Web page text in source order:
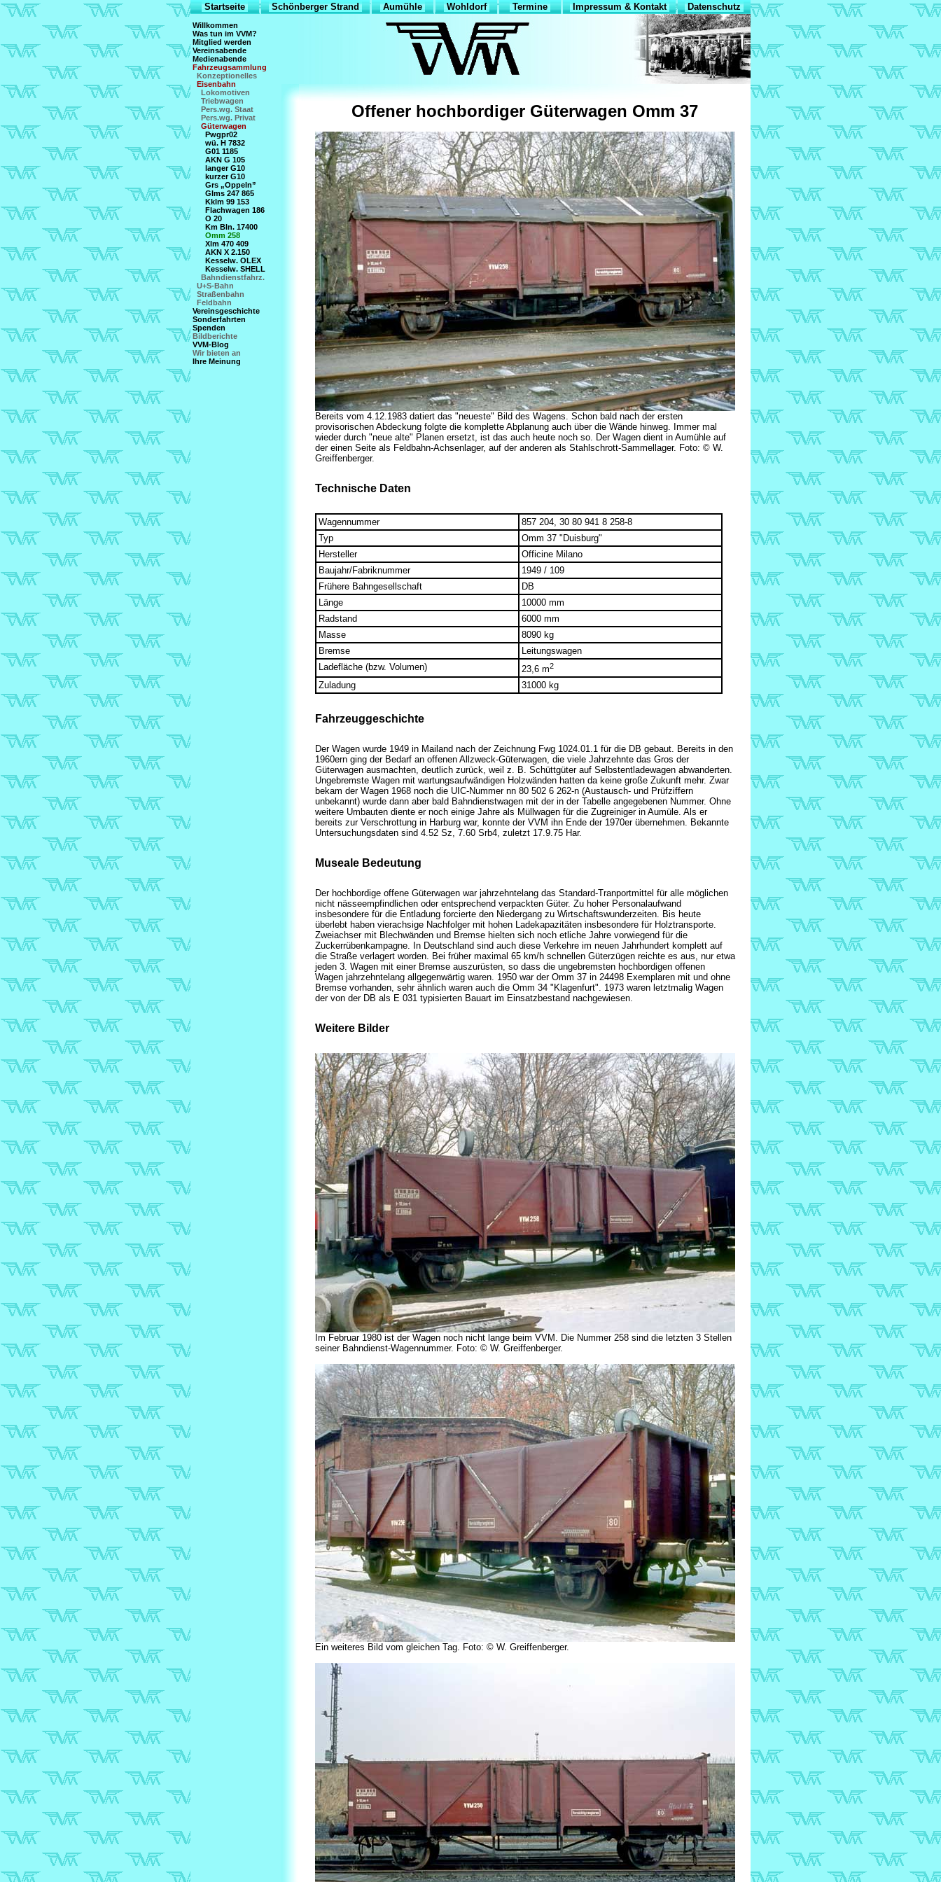
Startseite Schönberger Strand Aumühle Wohldorf Termine Impressum & Kontakt Datenschutz
Willkommen
Was tun im VVM?
Mitglied werden
Vereinsabende
Medienabende
Fahrzeugsammlung
Konzeptionelles
Eisenbahn
Lokomotiven
Triebwagen
Pers.wg. Staat
Pers.wg. Privat
Güterwagen
Pwgpr02
wü. H 7832
G01 1185
AKN G 105
langer G10
kurzer G10
Grs „Oppeln”
Glms 247 865
Kklm 99 153
Flachwagen 186
O 20
Km Bln. 17400
Omm 258
Xlm 470 409
AKN X 2.150
Kesselw. OLEX
Kesselw. SHELL
Bahndienstfahrz.
U+S-Bahn
Straßenbahn
Feldbahn
Vereinsgeschichte
Sonderfahrten
Spenden
Bildberichte
VVM-Blog
Wir bieten an
Ihre Meinung
Offener hochbordiger Güterwagen Omm 37
Bereits vom 4.12.1983 datiert das "neueste" Bild des Wagens. Schon bald nach der ersten
provisorischen Abdeckung folgte die komplette Abplanung auch über die Wände hinweg. Immer mal
wieder durch "neue alte" Planen ersetzt, ist das auch heute noch so. Der Wagen dient in Aumühle auf
der einen Seite als Feldbahn-Achsenlager, auf der anderen als Stahlschrott-Sammellager. Foto: © W.
Greiffenberger.
Technische Daten
Wagennummer
857 204, 30 80 941 8 258-8
Typ
Omm 37 "Duisburg"
Hersteller
Officine Milano
Baujahr/Fabriknummer
1949 / 109
Frühere Bahngesellschaft
DB
Länge
10000 mm
Radstand
6000 mm
Masse
8090 kg
Bremse
Leitungswagen
Ladefläche (bzw. Volumen)
23,6 m2
Zuladung 31000 kg
Fahrzeuggeschichte
Der Wagen wurde 1949 in Mailand nach der Zeichnung Fwg 1024.01.1 für die DB gebaut. Bereits in den
1960ern ging der Bedarf an offenen Allzweck-Güterwagen, die viele Jahrzehnte das Gros der
Güterwagen ausmachten, deutlich zurück, weil z. B. Schüttgüter auf Selbstentladewagen abwanderten.
Ungebremste Wagen mit wartungsaufwändigen Holzwänden hatten da keine große Zukunft mehr. Zwar
bekam der Wagen 1968 noch die UIC-Nummer nn 80 502 6 262-n (Austausch- und Prüfziffern
unbekannt) wurde dann aber bald Bahndienstwagen mit der in der Tabelle angegebenen Nummer. Ohne
weitere Umbauten diente er noch einige Jahre als Müllwagen für die Zugreiniger in Aumüle. Als er
bereits zur Verschrottung in Harburg war, konnte der VVM ihn Ende der 1970er übernehmen. Bekannte
Untersuchungsdaten sind 4.52 Sz, 7.60 Srb4, zuletzt 17.9.75 Har.
Museale Bedeutung
Der hochbordige offene Güterwagen war jahrzehntelang das Standard-Tranportmittel für alle möglichen
nicht nässeempfindlichen oder entsprechend verpackten Güter. Zu hoher Personalaufwand
insbesondere für die Entladung forcierte den Niedergang zu Wirtschaftswunderzeiten. Bis heute
überlebt haben vierachsige Nachfolger mit hohen Ladekapazitäten insbesondere für Holztransporte.
Zweiachser mit Blechwänden und Bremse hielten sich noch etliche Jahre vorwiegend für die
Zuckerrübenkampagne. In Deutschland sind auch diese Verkehre im neuen Jahrhundert komplett auf
die Straße verlagert worden. Bei früher maximal 65 km/h schnellen Güterzügen reichte es aus, nur etwa
jeden 3. Wagen mit einer Bremse auszurüsten, so dass die ungebremsten hochbordigen offenen
Wagen jahrzehntelang allgegenwärtig waren. 1950 war der Omm 37 in 24498 Exemplaren mit und ohne
Bremse vorhanden, sehr ähnlich waren auch die Omm 34 "Klagenfurt". 1973 waren letztmalig Wagen
der von der DB als E 031 typisierten Bauart im Einsatzbestand nachgewiesen.
Weitere Bilder
Im Februar 1980 ist der Wagen noch nicht lange beim VVM. Die Nummer 258 sind die letzten 3 Stellen
seiner Bahndienst-Wagennummer. Foto: © W. Greiffenberger.
Ein weiteres Bild vom gleichen Tag. Foto: © W. Greiffenberger.